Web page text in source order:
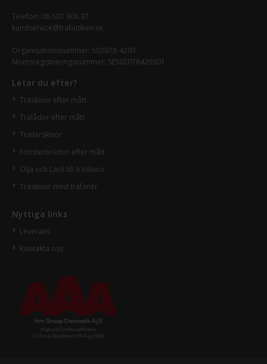
Telefon: 08-507 806 37
kundservice@trabutiken.se
Organisationsnummer: 502078-4293
Momsregistreringsnummer: SE502078429301
Letar du efter?
Träskivor efter mått
Trälådor efter mått
Trailerskivor
Fönsterbrädor efter mått
Olja och Lack till träskivor
Träskivor med träfanér
Nyttiga links
Leverans
Kontakta oss